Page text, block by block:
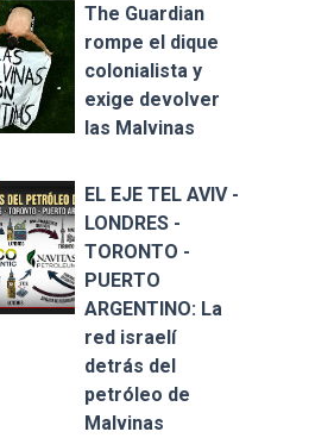
The Guardian
rompe el dique
colonialista y
exige devolver
las Malvinas
EL EJE TEL AVIV -
LONDRES -
TORONTO -
PUERTO
ARGENTINO: La
red israelí
detrás del
petróleo de
Malvinas